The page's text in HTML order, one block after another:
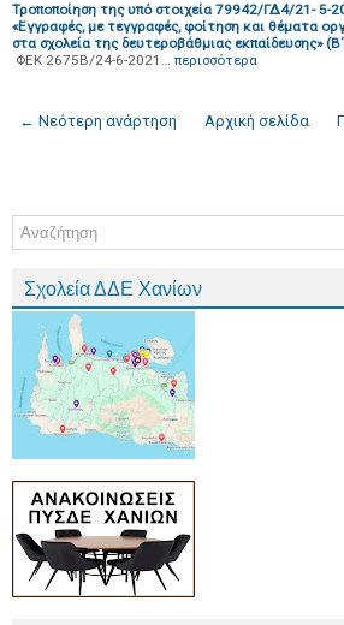
Τροποποίηση της υπό στοιχεία 79942/ΓΔ4/21- 5-
«Εγγραφές, με τεγγραφές, φοίτηση και θέματα
στα σχολεία της δευτεροβάθμιας εκπαίδευσης»
ΦΕΚ 2675Β/24-6-2021… περισσότερα
← Νεότερη ανάρτηση Αρχική σελίδα
Σχολεία ΔΔΕ Χανίων